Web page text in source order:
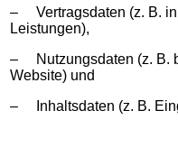
– Vertragsdaten (z. B. in
Leistungen),
– Nutzungsdaten (z. B.
Website) und
– Inhaltsdaten (z. B.